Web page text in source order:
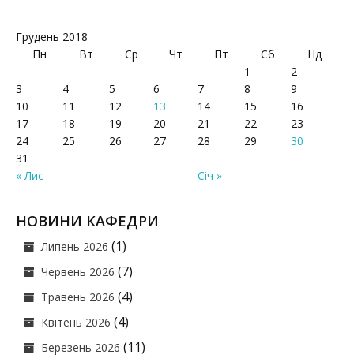
Грудень 2018
Пн
Вт Ср Чт Пт Сб Нд
« Лис Січ »
1
2
3
4 5 6 7 8
9
10
11 12 13 14 15
16
17
18 19 20 21 22
23
24
25 26 27 28 29
30
31
НОВИНИ КАФЕДРИ
Липень 2026 (1)
Червень 2026 (7)
Травень 2026 (4)
Квітень 2026 (4)
Березень 2026 (11)